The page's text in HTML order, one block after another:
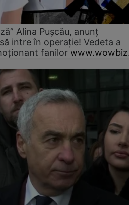
Alina Pușcău, anunț
intre în operație! Vedeta a
fanilor